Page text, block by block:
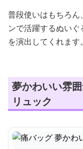
普段使いはもちろ
ンで活躍するぬい
を演出してくれます。
夢かわいい雰
リュック